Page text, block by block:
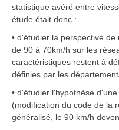
statistique avéré entre
étude était donc :
• d'étudier la perspective
de 90 à 70km/h sur les
caractéristiques restent à
définies par les
• d'étudier l'hypothèse
(modification du code de la
généralisé, le 90 km/h